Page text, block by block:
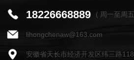
18226668889 ( 周一至周
lihongchenaw@163.com
安徽省天长市经济开发区纬三路